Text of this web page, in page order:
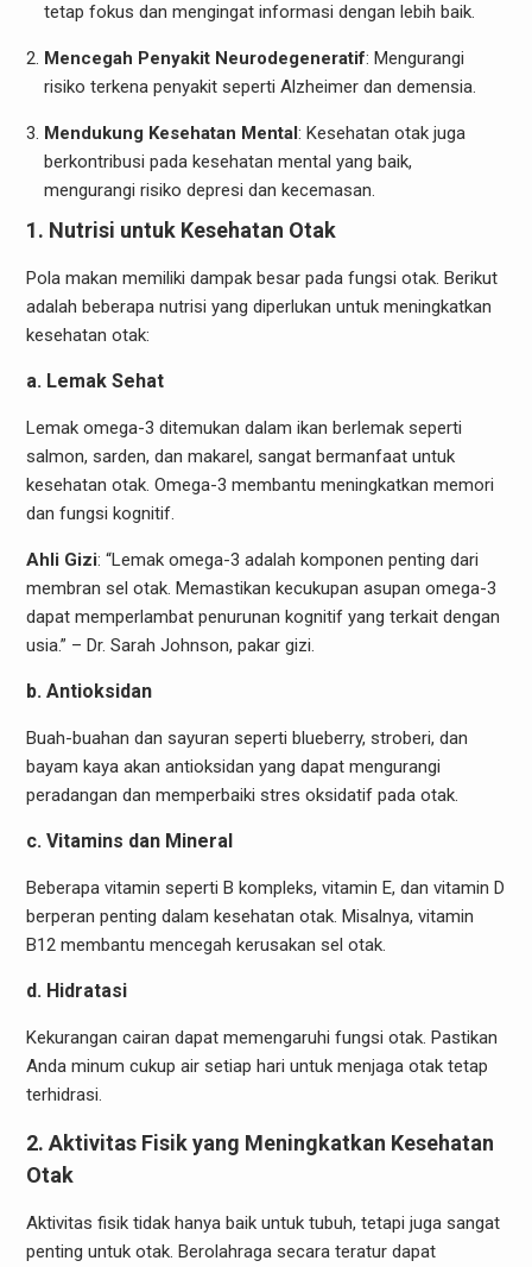
tetap fokus dan mengingat informasi dengan lebih baik.
Mencegah Penyakit Neurodegeneratif: Mengurangi
risiko terkena penyakit seperti Alzheimer dan demensia.
Mendukung Kesehatan Mental: Kesehatan otak juga
berkontribusi pada kesehatan mental yang baik,
mengurangi risiko depresi dan kecemasan.
1. Nutrisi untuk Kesehatan Otak
Pola makan memiliki dampak besar pada fungsi otak. Berikut
adalah beberapa nutrisi yang diperlukan untuk meningkatkan
kesehatan otak:
a. Lemak Sehat
Lemak omega-3 ditemukan dalam ikan berlemak seperti
salmon, sarden, dan makarel, sangat bermanfaat untuk
kesehatan otak. Omega-3 membantu meningkatkan memori
dan fungsi kognitif.
Ahli Gizi: “Lemak omega-3 adalah komponen penting dari
membran sel otak. Memastikan kecukupan asupan omega-3
dapat memperlambat penurunan kognitif yang terkait dengan
usia.” – Dr. Sarah Johnson, pakar gizi.
b. Antioksidan
Buah-buahan dan sayuran seperti blueberry, stroberi, dan
bayam kaya akan antioksidan yang dapat mengurangi
peradangan dan memperbaiki stres oksidatif pada otak.
c. Vitamins dan Mineral
Beberapa vitamin seperti B kompleks, vitamin E, dan vitamin D
berperan penting dalam kesehatan otak. Misalnya, vitamin
B12 membantu mencegah kerusakan sel otak.
d. Hidratasi
Kekurangan cairan dapat memengaruhi fungsi otak. Pastikan
Anda minum cukup air setiap hari untuk menjaga otak tetap
terhidrasi.
2. Aktivitas Fisik yang Meningkatkan Kesehatan
Otak
Aktivitas fisik tidak hanya baik untuk tubuh, tetapi juga sangat
penting untuk otak. Berolahraga secara teratur dapat